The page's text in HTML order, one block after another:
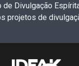
de Divulgação
projetos de